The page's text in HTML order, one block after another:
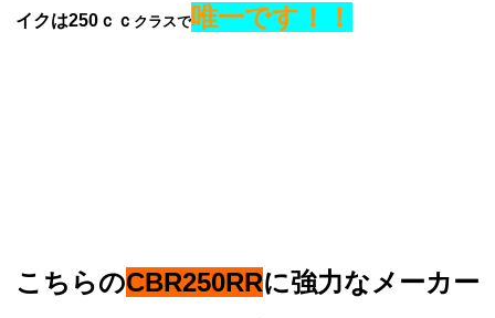
イクは250ｃｃ クラスで唯一です！！
こちらのCBR250RRに強力なメーカー